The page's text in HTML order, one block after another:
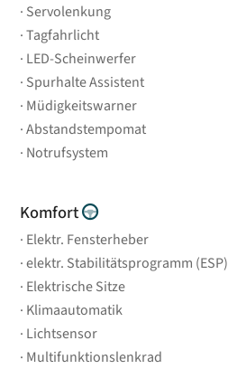
Servolenkung
Tagfahrlicht
LED-Scheinwerfer
Spurhalte Assistent
Müdigkeitswarner
Abstandstempomat
Notrufsystem
Komfort
Elektr. Fensterheber
elektr. Stabilitätsprogramm (ESP)
Elektrische Sitze
Klimaautomatik
Lichtsensor
Multifunktionslenkrad